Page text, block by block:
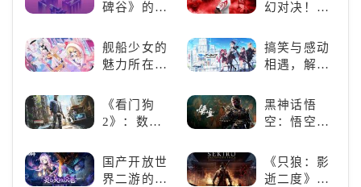
碑谷》的解
荐：体验沉
浸式解谜，
幻对决！
2K24梦幻球
队》类似游
舰船少女的
魅力所在：
线》
搞笑与感动
相遇，解锁
的魅力
《看门狗
2》：数字
狂欢
黑神话悟
空：悟空携
来，游戏界
的东方巨
国产开放世
界二游的里
《只狼：影
逝二度》：